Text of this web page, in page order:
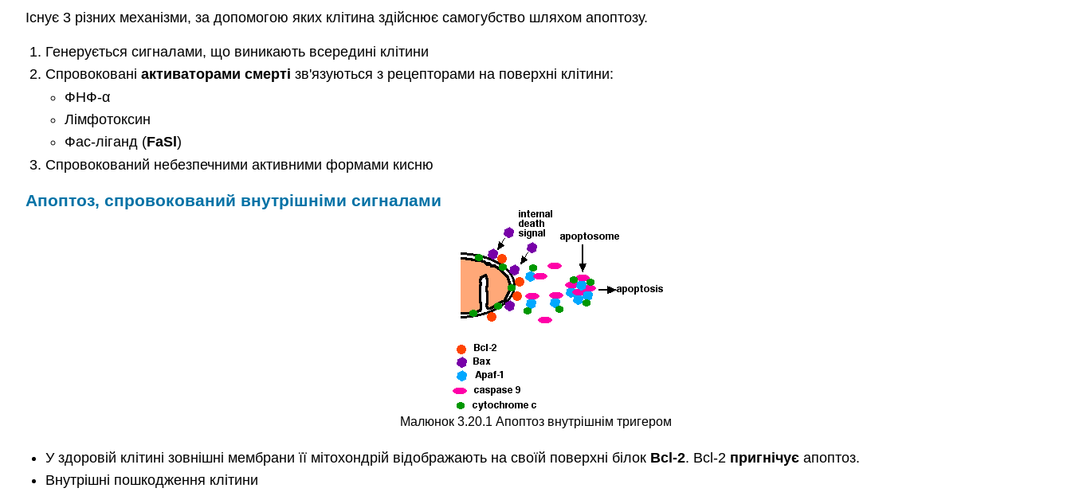
Існує 3 різних механізми, за допомогою яких клітина здійснює самогубство шляхом апоптозу.
Генерується сигналами, що виникають всередині клітини
Спровоковані активаторами смерті зв'язуються з рецепторами на поверхні клітини:
ФНФ-α
Лімфотоксин
Фас-ліганд (FaSl)
Спровокований небезпечними активними формами кисню
Апоптоз, спровокований внутрішніми сигналами
Малюнок 3.20.1 Апоптоз внутрішнім тригером
У здоровій клітині зовнішні мембрани її мітохондрій відображають на своїй поверхні білок Bcl-2. Bcl-2 пригнічуєапоптоз.
Внутрішні пошкодження клітини